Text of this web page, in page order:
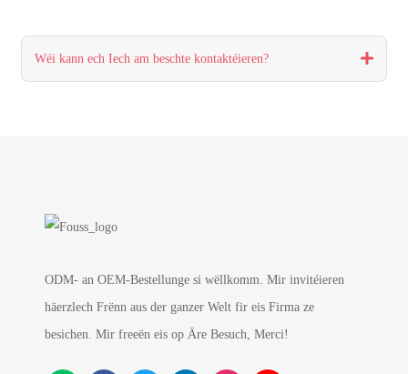
Wéi kann ech Iech am beschte kontaktéieren?
ODM- an OEM-Bestellunge si wëllkomm. Mir invitéieren
häerzlech Frënn aus der ganzer Welt fir eis Firma ze
besichen. Mir freeën eis op Äre Besuch, Merci!